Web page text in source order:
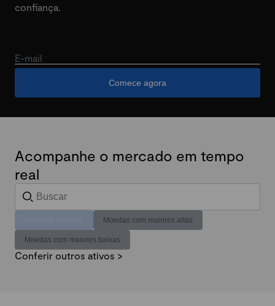
confiança.
E-mail
Comece agora
Acompanhe o mercado em tempo
real
Moedas com maiores altas
Moedas com maiores baixas
Conferir outros ativos >